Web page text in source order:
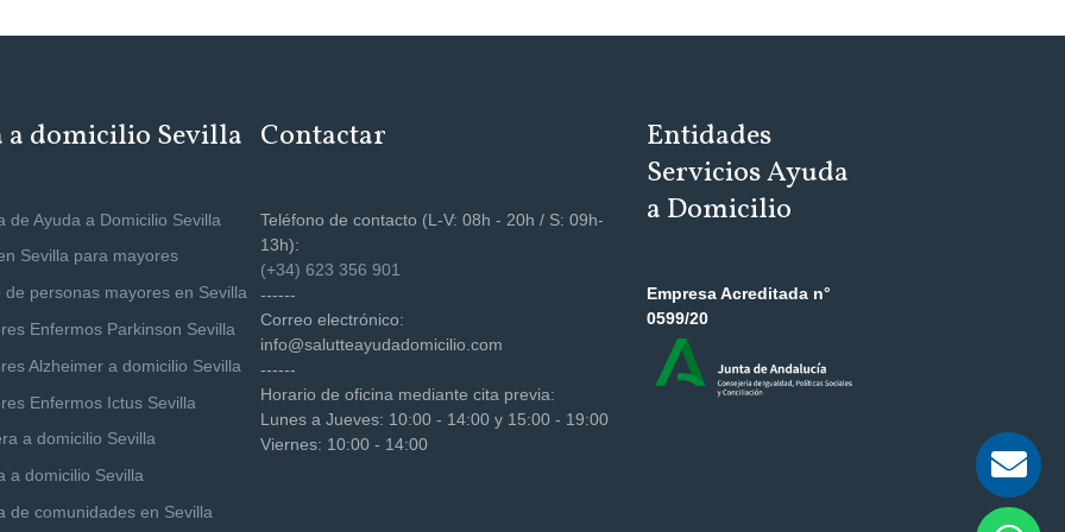
a domicilio Sevilla
de Ayuda a Domicilio Sevilla
Sevilla para mayores
de personas mayores en Sevilla
Enfermos Parkinson Sevilla
Alzheimer a domicilio Sevilla
Enfermos Ictus Sevilla
a domicilio Sevilla
a domicilio Sevilla
de comunidades en Sevilla
Contactar
Teléfono de contacto (L-V: 08h - 20h / S: 09h-
13h):
(+34) 623 356 901
------
Correo electrónico:
info@salutteayudadomicilio.com
------
Horario de oficina mediante cita previa:
Lunes a Jueves: 10:00 - 14:00 y 15:00 - 19:00
Viernes: 10:00 - 14:00
Entidades
Servicios Ayuda
a Domicilio
Empresa Acreditada n°
0599/20